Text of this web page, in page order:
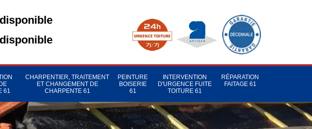
61
CHARPENTIER, TRAITEMENT
ET CHANGEMENT DE
CHARPENTE 61
PEINTURE
BOISERIE
61
INTERVENTION
D'URGENCE FUITE
TOITURE 61
RÉPARATION
FAITAGE 61